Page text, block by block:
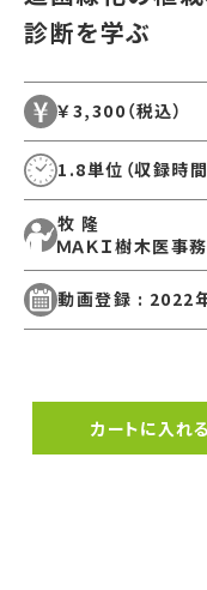
診断を学ぶ
￥3,300 （税込）
1.8単位（収録時
牧 隆
ＭＡＫＩ樹木医
動画登録 : 2022
カートに入れる